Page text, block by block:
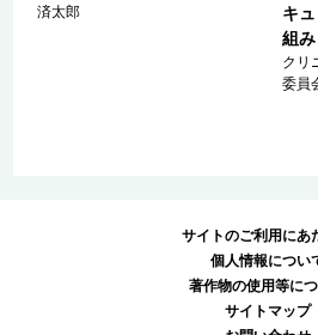
済太郎
キ
組み
クリ
委員
サイトのご利用にあ
個人情報につい
著作物の使用等に
サイトマップ